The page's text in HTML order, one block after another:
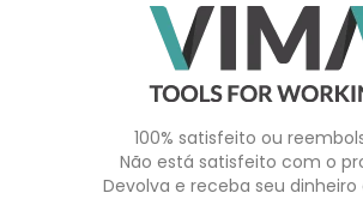
100% satisfeito ou
Não está satisfeito com o
Devolva e receba seu dinheiro